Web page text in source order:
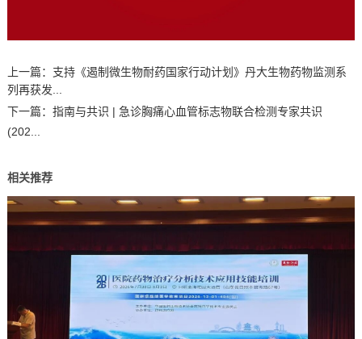
上一篇： 支持《遏制微生物耐药国家行动计划》丹大生物药物监测系
列再获发...
下一篇： 指南与共识 | 急诊胸痛心血管标志物联合检测专家共识
(202...
相关推荐